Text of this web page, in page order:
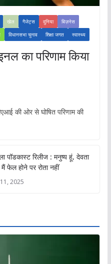
खेल गैजेट्स दुनिया
बिज़नेस
विधानसभा चुनाव शिक्षा जगत स्वास्थ्य
का परिणाम किया
की ओर से घोषित परिणाम की
पॉडकास्ट रिलीज : मनुष्य हूं, देवता
फेल होने पर रोता नहीं
2025